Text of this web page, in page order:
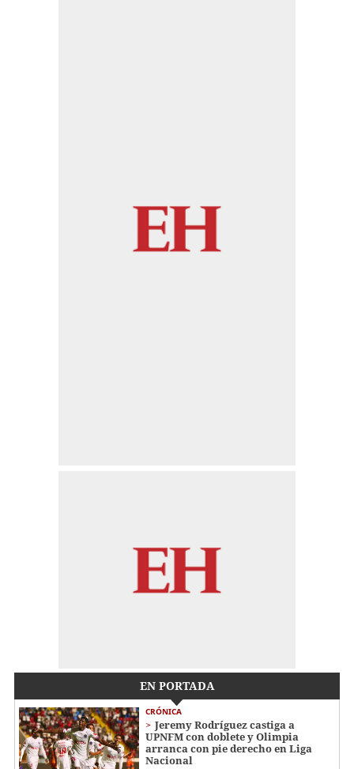
EN PORTADA
CRÓNICA
Jeremy Rodríguez castiga a
UPNFM con doblete y Olimpia
arranca con pie derecho en Liga
Nacional